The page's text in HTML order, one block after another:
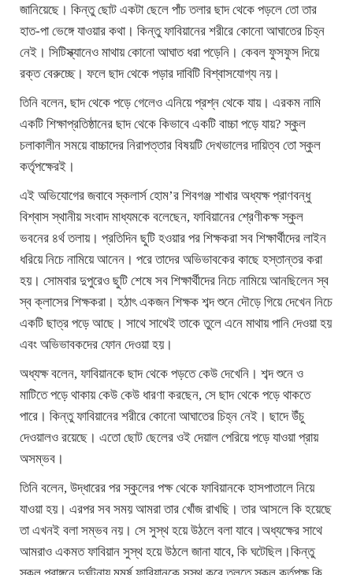
জানিয়েছে। কিন্তু ছোট একটা ছেলে পাঁচ তলার ছাদ থেকে পড়লে তো তার
হাত-পা ভেঙ্গে যাওয়ার কথা। কিন্তু ফাবিয়ানের শরীরে কোনো আঘাতের চিহ্ন
নেই। সিটিস্ক্যানেও মাথায় কোনো আঘাত ধরা পড়েনি। কেবল ফুসফুস দিয়ে
রক্ত বেরুচ্ছে। ফলে ছাদ থেকে পড়ার দাবিটি বিশ্বাসযোগ্য নয়।
তিনি বলেন, ছাদ থেকে পড়ে গেলেও এনিয়ে প্রশ্ন থেকে যায়। এরকম নামি
একটি শিক্ষাপ্রতিষ্ঠানের ছাদ থেকে কিভাবে একটি বাচ্চা পড়ে যায়? স্কুল
চলাকালীন সময়ে বাচ্চাদের নিরাপত্তার বিষয়টি দেখভালের দায়িত্ব তো স্কুল
কর্তৃপক্ষেরই।
এই অভিযোগের জবাবে স্কলার্স হোম’র শিবগঞ্জ শাখার অধ্যক্ষ প্রাণবন্ধু
বিশ্বাস স্থানীয় সংবাদ মাধ্যমকে বলেছেন, ফাবিয়ানের শ্রেণীকক্ষ স্কুল
ভবনের ৪র্থ তলায়। প্রতিদিন ছুটি হওয়ার পর শিক্ষকরা সব শিক্ষার্থীদের লাইন
ধরিয়ে নিচে নামিয়ে আনেন। পরে তাদের অভিভাবকের কাছে হস্তান্তর করা
হয়। সোমবার দুপুরেও ছুটি শেষে সব শিক্ষার্থীদের নিচে নামিয়ে আনছিলেন স্ব
স্ব ক্লাসের শিক্ষকরা। হঠাৎ একজন শিক্ষক শব্দ শুনে দৌড়ে গিয়ে দেখেন নিচে
একটি ছাত্র পড়ে আছে। সাথে সাথেই তাকে তুলে এনে মাথায় পানি দেওয়া হয়
এবং অভিভাবকদের ফোন দেওয়া হয়।
অধ্যক্ষ বলেন, ফাবিয়ানকে ছাদ থেকে পড়তে কেউ দেখেনি। শব্দ শুনে ও
মাটিতে পড়ে থাকায় কেউ কেউ ধারণা করছেন, সে ছাদ থেকে পড়ে থাকতে
পারে। কিন্তু ফাবিয়ানের শরীরে কোনো আঘাতের চিহ্ন নেই। ছাদে উঁচু
দেওয়ালও রয়েছে। এতো ছোট ছেলের ওই দেয়াল পেরিয়ে পড়ে যাওয়া প্রায়
অসম্ভব।
তিনি বলেন, উদ্ধারের পর স্কুলের পক্ষ থেকে ফাবিয়ানকে হাসপাতালে নিয়ে
যাওয়া হয়। এরপর সব সময় আমরা তার খোঁজ রাখছি। তার আসলে কি হয়েছে
তা এখনই বলা সম্ভব নয়। সে সুস্থ হয়ে উঠলে বলা যাবে।অধ্যক্ষের সাথে
আমরাও একমত ফাবিয়ান সুস্থ হয়ে উঠলে জানা যাবে, কি ঘটেছিল।কিন্তু